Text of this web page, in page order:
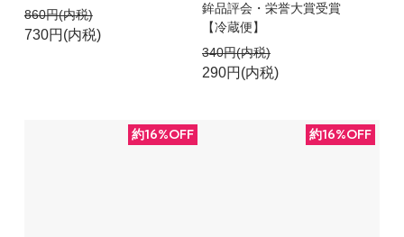
860円(内税)
730円(内税)
鉾品評会・栄誉大賞受賞
【冷蔵便】
340円(内税)
290円(内税)
約16%OFF 約16%OFF